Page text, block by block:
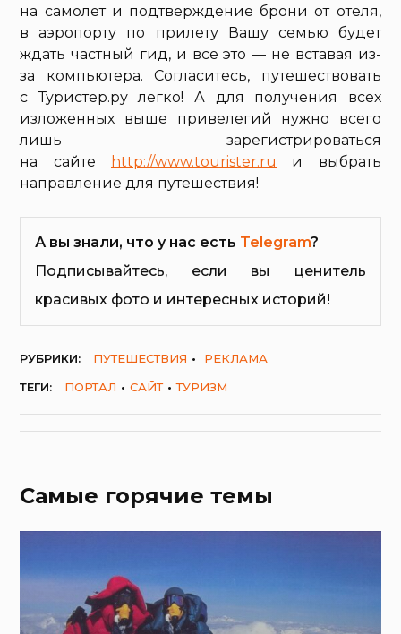
на самолет и подтверждение брони от отеля,
в аэропорту по прилету Вашу семью будет
ждать частный гид, и все это — не вставая из-
за компьютера. Согласитесь, путешествовать
с Туристер.ру легко! А для получения всех
изложенных выше привелегий нужно всего
лишь зарегистрироваться
на сайте
http://www.tourister.ru
и выбрать
направление для путешествия!
А вы знали, что у нас есть Telegram?
Подписывайтесь, если вы ценитель
красивых фото и интересных историй!
РУБРИКИ: ПУТЕШЕСТВИЯ
РЕКЛАМА
ТЕГИ:
ПОРТАЛ САЙТ ТУРИЗМ
Самые горячие темы